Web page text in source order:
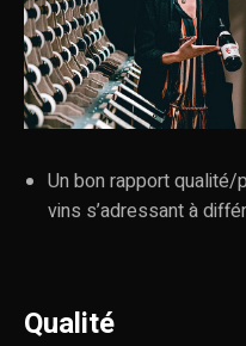
Un bon rapport
vins s’adressant à
Qualité